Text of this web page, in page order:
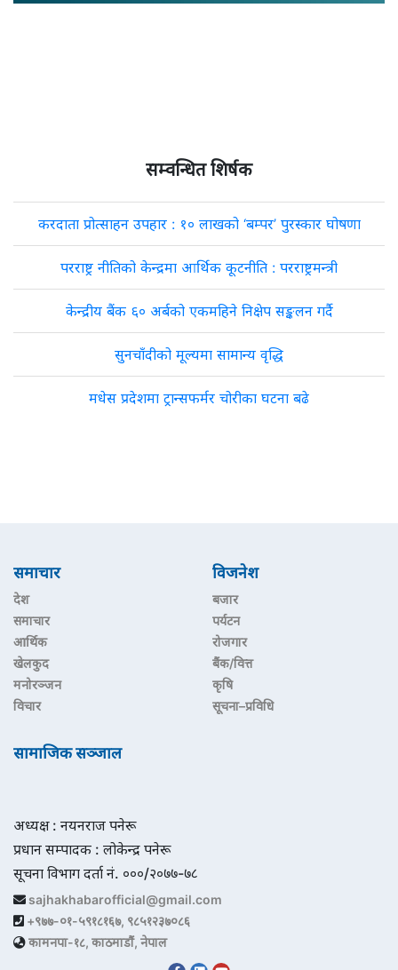
सम्वन्धित शिर्षक
करदाता प्रोत्साहन उपहार : १० लाखको ‘बम्पर’ पुरस्कार घोषणा
परराष्ट्र नीतिको केन्द्रमा आर्थिक कूटनीति : परराष्ट्रमन्त्री
केन्द्रीय बैंक ६० अर्बको एकमहिने निक्षेप सङ्कलन गर्दै
सुनचाँदीको मूल्यमा सामान्य वृद्धि
मधेस प्रदेशमा ट्रान्सफर्मर चोरीका घटना बढे
समाचार
देश
समाचार
आर्थिक
खेलकुद
मनोरञ्जन
विचार
विजनेश
बजार
पर्यटन
रोजगार
बैंक/वित्त
कृषि
सूचना–प्रविधि
सामाजिक सञ्जाल
अध्यक्ष : नयनराज पनेरू
प्रधान सम्पादक : लोकेन्द्र पनेरू
सूचना विभाग दर्ता नं. ०००/२०७७-७८
sajhakhabarofficial@gmail.com
+९७७-०१-५९१८१६७, ९८५१२३७०८६
कामनपा-१८, काठमाडौं, नेपाल